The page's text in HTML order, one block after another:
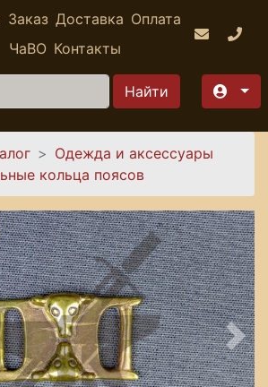
содержанию
Заказ Доставка Оплата
ЧаВО Контакты
Одежда и аксессуары
кольца поясов